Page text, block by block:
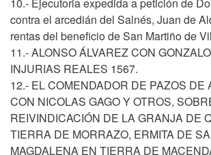
contra el arcedián del Salnés, Juan de
rentas del beneficio de San Martiño de
11.- ALONSO ÁLVAREZ CON
INJURIAS REALES 1567.
12.- EL COMENDADOR DE PAZOS DE
CON NICOLAS GAGO Y OTROS,
REIVINDICACIÓN DE LA GRANJA DE
TIERRA DE MORRAZO, ERMITA DE
MAGDALENA EN TIERRA DE